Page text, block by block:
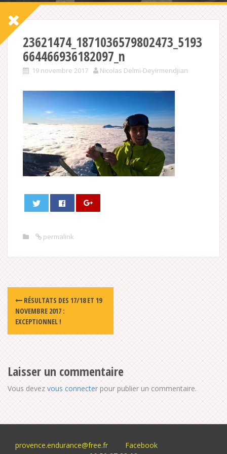
23621474_1871036579802473_5193
664466936182097_n
19 novembre 2017 Nicolas Delmi-Deyirmendjian
permalink
Post
navigation
RÉSULTATS DES 17/18 ET 19
NOVEMBRE 2017 :
EXCEPTIONNEL !
Laisser un commentaire
Vous devez vous connecter pour publier un commentaire.
provence.endurance@free.fr
Facebook